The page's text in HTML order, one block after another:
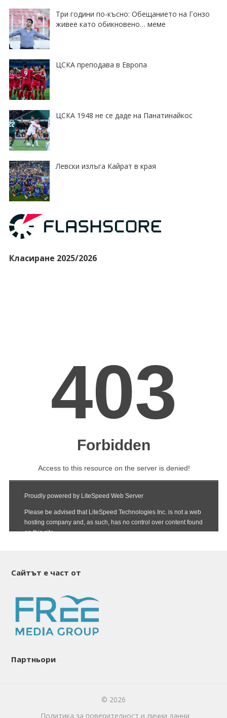
Три години по-късно: Обещанието на Гонзо
живее като обикновено… меме
ЦСКА преподава в Европа
ЦСКА 1948 не се даде на Панатинайкос
Левски излъга Кайрат в края
Класиране 2025/2026
Сайтът е част от
Партньори
© 2026
Политика за поверителност и лични данни